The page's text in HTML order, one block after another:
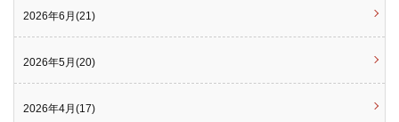
2026年6月(21)
2026年5月(20)
2026年4月(17)